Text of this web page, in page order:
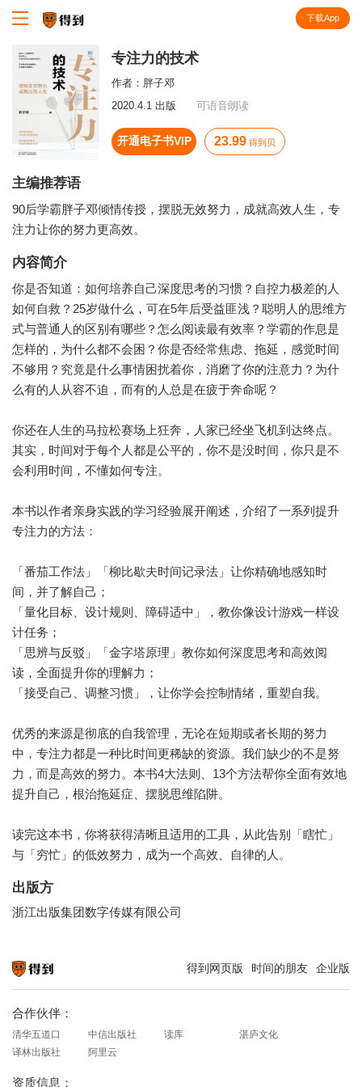
下载App
专注力的技术
作者： 胖子邓
2020.4.1 出版
可语音朗读
开通电子书VIP 23.99 得到贝
主编推荐语
90后学霸胖子邓倾情传授，摆脱无效努力，成就高效人生，专
注力让你的努力更高效。
内容简介
你是否知道：如何培养自己深度思考的习惯？自控力极差的人
如何自救？25岁做什么，可在5年后受益匪浅？聪明人的思维方
式与普通人的区别有哪些？怎么阅读最有效率？学霸的作息是
怎样的，为什么都不会困？你是否经常焦虑、拖延，感觉时间
不够用？究竟是什么事情困扰着你，消磨了你的注意力？为什
么有的人从容不迫，而有的人总是在疲于奔命呢？
你还在人生的马拉松赛场上狂奔，人家已经坐飞机到达终点。
其实，时间对于每个人都是公平的，你不是没时间，你只是不
会利用时间，不懂如何专注。
本书以作者亲身实践的学习经验展开阐述，介绍了一系列提升
专注力的方法：
「番茄工作法」「柳比歇夫时间记录法」让你精确地感知时
间，并了解自己；
「量化目标、设计规则、障碍适中」，教你像设计游戏一样设
计任务；
「思辨与反驳」「金字塔原理」教你如何深度思考和高效阅
读，全面提升你的理解力；
「接受自己、调整习惯」，让你学会控制情绪，重塑自我。
优秀的来源是彻底的自我管理，无论在短期或者长期的努力
中，专注力都是一种比时间更稀缺的资源。我们缺少的不是努
力，而是高效的努力。本书4大法则、13个方法帮你全面有效地
提升自己，根治拖延症、摆脱思维陷阱。
读完这本书，你将获得清晰且适用的工具，从此告别「瞎忙」
与「穷忙」的低效努力，成为一个高效、自律的人。
出版方
浙江出版集团数字传媒有限公司
得到网页版 时间的朋友 企业版
合作伙伴：
清华五道口 中信出版社 读库
湛庐文化
译林出版社
阿里云
资质信息：